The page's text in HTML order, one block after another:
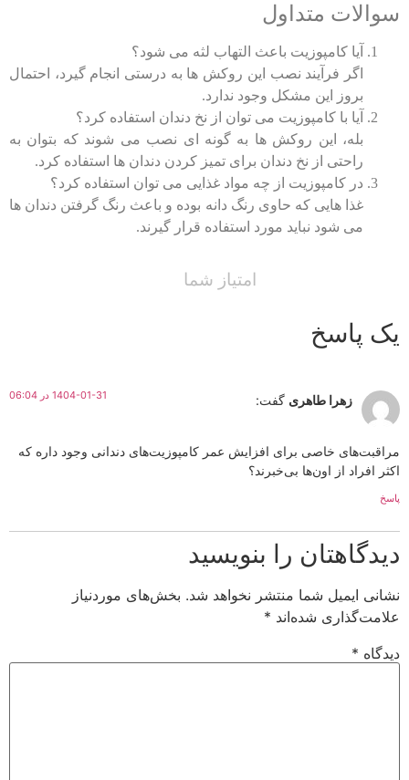
سوالات متداول
آیا کامپوزیت باعث التهاب لثه می شود؟
اگر فرآیند نصب این روکش ها به درستی انجام گیرد، احتمال
بروز این مشکل وجود ندارد.
آیا با کامپوزیت می توان از نخ دندان استفاده کرد؟
بله، این روکش ها به گونه ای نصب می شوند که بتوان به
راحتی از نخ دندان برای تمیز کردن دندان ها استفاده کرد.
در کامپوزیت از چه مواد غذایی می توان استفاده کرد؟
غذا هایی که حاوی رنگ دانه بوده و باعث رنگ گرفتن دندان ها
می شود نباید مورد استفاده قرار گیرند.
امتیاز شما
یک پاسخ
زهرا طاهری گفت: 1404-01-31 در 06:04
مراقبت‌های خاصی برای افزایش عمر کامپوزیت‌های دندانی وجود داره که
اکثر افراد از اون‌ها بی‌خبرند؟
پاسخ
دیدگاهتان را بنویسید
نشانی ایمیل شما منتشر نخواهد شد. بخش‌های موردنیاز
علامت‌گذاری شده‌اند *
دیدگاه *